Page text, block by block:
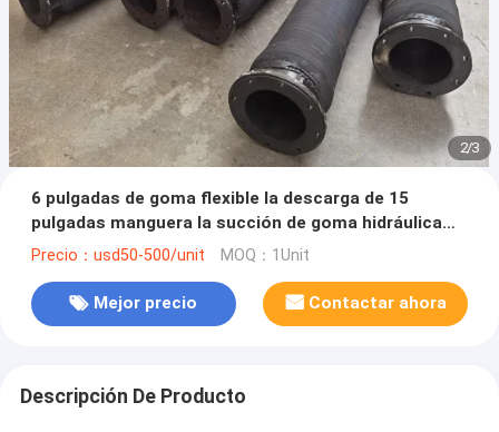
2/3
6 pulgadas de goma flexible la descarga de 15
pulgadas manguera la succión de goma hidráulica
industrial
Precio：usd50-500/unit MOQ：1Unit
Mejor precio Contactar ahora
Descripción De Producto